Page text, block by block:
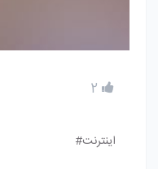
2
اینترنت#